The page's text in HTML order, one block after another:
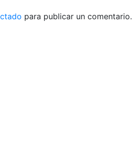
para publicar un comentario.